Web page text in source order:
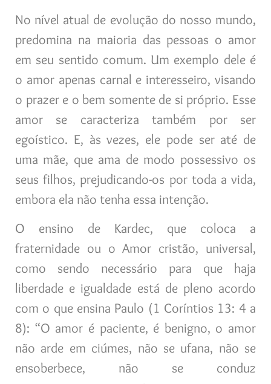
No nível atual de evolução do nosso mundo,
predomina na maioria das pessoas o amor
em seu sentido comum. Um exemplo dele é
o amor apenas carnal e interesseiro, visando
o prazer e o bem somente de si próprio. Esse
amor se caracteriza também por ser
egoístico. E, às vezes, ele pode ser até de
uma mãe, que ama de modo possessivo os
seus filhos, prejudicando-os por toda a vida,
embora ela não tenha essa intenção.
O ensino de Kardec, que coloca a
fraternidade ou o Amor cristão, universal,
como sendo necessário para que haja
liberdade e igualdade está de pleno acordo
com o que ensina Paulo (1 Coríntios 13: 4 a
8): “O amor é paciente, é benigno, o amor
não arde em ciúmes, não se ufana, não se
ensoberbece, não se conduz